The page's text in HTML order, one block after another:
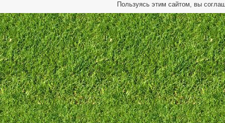
Пользуясь этим сайтом, вы